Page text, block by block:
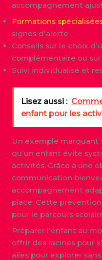
accompagnement
Formations
signes d’alerte
Conseils sur le choix
complémentaire ou
Suivi individualisé et
Lisez aussi :
enfant pour les
Un exemple
qu’un enfant évite
activités. Grâce à une
communication
accompagnement
place. Cette
pour le parcours
Préparer l’enfant au
offrir des racines pour
ailes pour explorer